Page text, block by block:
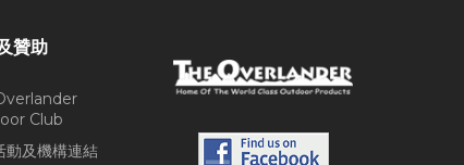
贊助
Club
動及機構連結